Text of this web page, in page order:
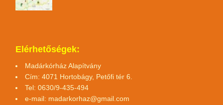
Elérhetőségek:
Madárkórház Alapítvány
Cím: 4071 Hortobágy, Petőfi tér 6.
Tel: 0630/9-435-494
e-mail: madarkorhaz@gmail.com